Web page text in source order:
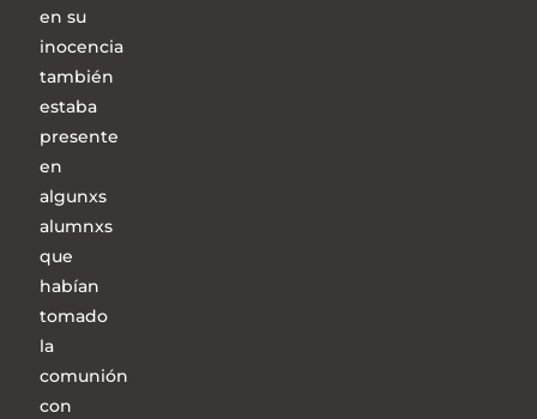
en su
inocencia
también
estaba
presente
en
algunxs
alumnxs
que
habían
tomado
la
comunión
con